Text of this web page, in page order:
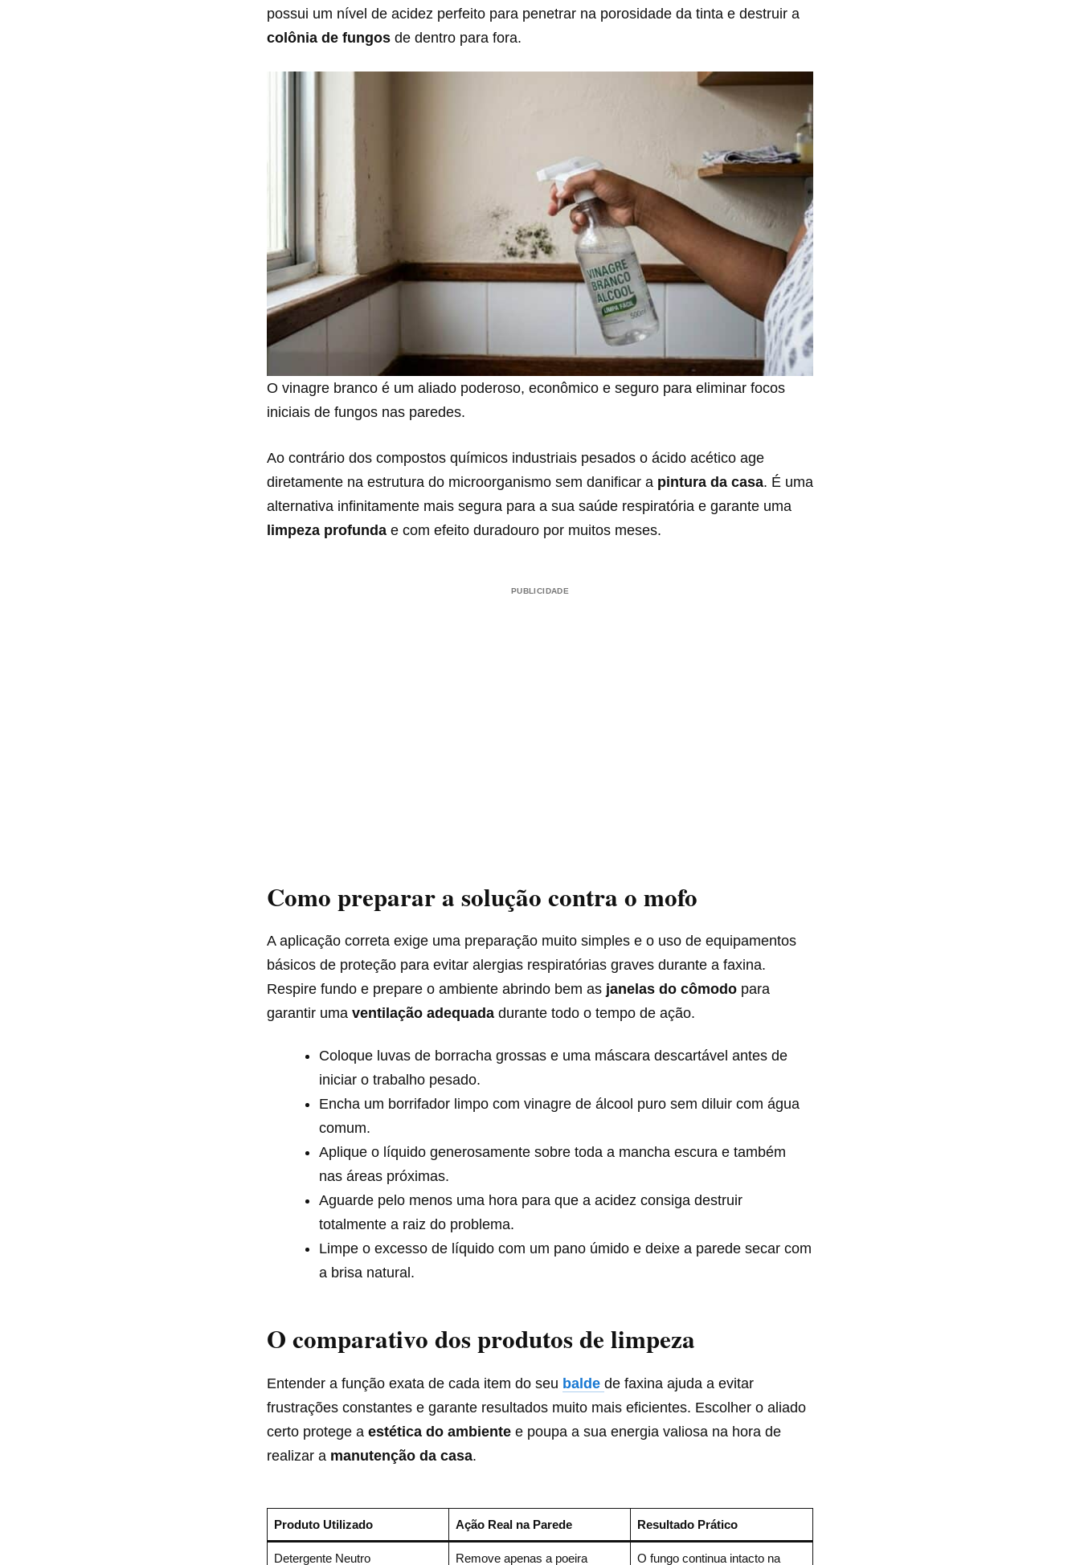
possui um nível de acidez perfeito para penetrar na porosidade da tinta e destruir a
colônia de fungos de dentro para fora.
O vinagre branco é um aliado poderoso, econômico e seguro para eliminar focos
iniciais de fungos nas paredes.
Ao contrário dos compostos químicos industriais pesados o ácido acético age
diretamente na estrutura do microorganismo sem danificar a pintura da casa. É uma
alternativa infinitamente mais segura para a sua saúde respiratória e garante uma
limpeza profunda e com efeito duradouro por muitos meses.
PUBLICIDADE
Como preparar a solução contra o mofo
A aplicação correta exige uma preparação muito simples e o uso de equipamentos
básicos de proteção para evitar alergias respiratórias graves durante a faxina.
Respire fundo e prepare o ambiente abrindo bem as janelas do cômodo para
garantir uma ventilação adequada durante todo o tempo de ação.
Coloque luvas de borracha grossas e uma máscara descartável antes de
iniciar o trabalho pesado.
Encha um borrifador limpo com vinagre de álcool puro sem diluir com água
comum.
Aplique o líquido generosamente sobre toda a mancha escura e também
nas áreas próximas.
Aguarde pelo menos uma hora para que a acidez consiga destruir
totalmente a raiz do problema.
Limpe o excesso de líquido com um pano úmido e deixe a parede secar com
a brisa natural.
O comparativo dos produtos de limpeza
Entender a função exata de cada item do seu balde de faxina ajuda a evitar
frustrações constantes e garante resultados muito mais eficientes. Escolher o aliado
certo protege a estética do ambiente e poupa a sua energia valiosa na hora de
realizar a manutenção da casa.
Produto Utilizado Ação Real na Parede Resultado Prático
Detergente Neutro Remove apenas a poeira O fungo continua intacto na